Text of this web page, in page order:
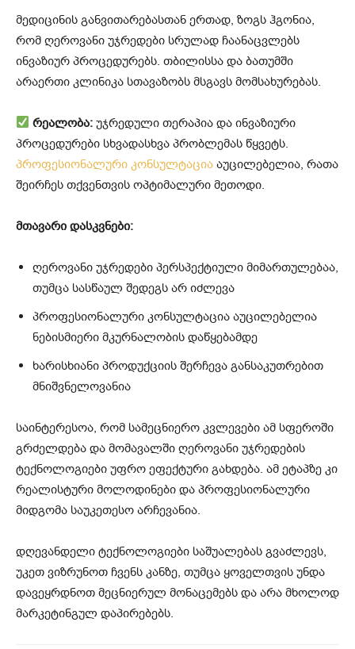
მედიცინის განვითარებასთან ერთად, ზოგს ჰგონია,
რომ ღეროვანი უჯრედები სრულად ჩაანაცვლებს
ინვაზიურ პროცედურებს. თბილისსა და ბათუმში
არაერთი კლინიკა სთავაზობს მსგავს მომსახურებას.
რეალობა: უჯრედული თერაპია და ინვაზიური
პროცედურები სხვადასხვა პრობლემას წყვეტს.
პროფესიონალური კონსულტაცია აუცილებელია, რათა
შეირჩეს თქვენთვის ოპტიმალური მეთოდი.
მთავარი დასკვნები:
ღეროვანი უჯრედები პერსპექტიული მიმართულებაა,
თუმცა სასწაულ შედეგს არ იძლევა
პროფესიონალური კონსულტაცია აუცილებელია
ნებისმიერი მკურნალობის დაწყებამდე
ხარისხიანი პროდუქციის შერჩევა განსაკუთრებით
მნიშვნელოვანია
საინტერესოა, რომ სამეცნიერო კვლევები ამ სფეროში
გრძელდება და მომავალში ღეროვანი უჯრედების
ტექნოლოგიები უფრო ეფექტური გახდება. ამ ეტაპზე კი
რეალისტური მოლოდინები და პროფესიონალური
მიდგომა საუკეთესო არჩევანია.
დღევანდელი ტექნოლოგიები საშუალებას გვაძლევს,
უკეთ ვიზრუნოთ ჩვენს კანზე, თუმცა ყოველთვის უნდა
დავეყრდნოთ მეცნიერულ მონაცემებს და არა მხოლოდ
მარკეტინგულ დაპირებებს.